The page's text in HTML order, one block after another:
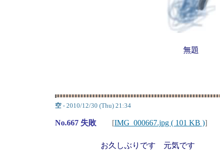
無題
空 - 2010/12/30 (Thu) 21:34
No.667 失敗 [IMG_000667.jpg ( 101 KB )]
お久しぶりです 元気です